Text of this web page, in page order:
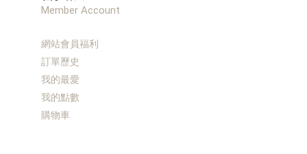
Member Account
網站會員福利
訂單歷史
我的最愛
我的點數
購物車